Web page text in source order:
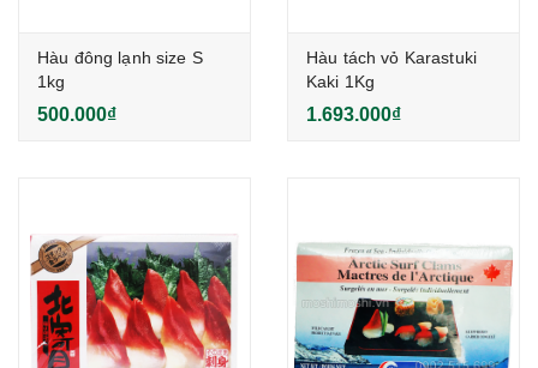
Hàu đông lạnh size S
1kg
500.000₫
Hàu tách vỏ Karastuki
Kaki 1Kg
1.693.000₫